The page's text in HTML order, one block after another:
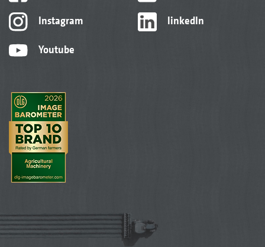
Instagram
Youtube
linkedIn